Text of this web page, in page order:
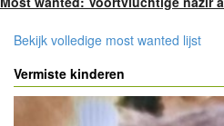
Bekijk volledige most wanted lijst
Vermiste kinderen